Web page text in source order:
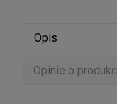
Opis
Opinie o